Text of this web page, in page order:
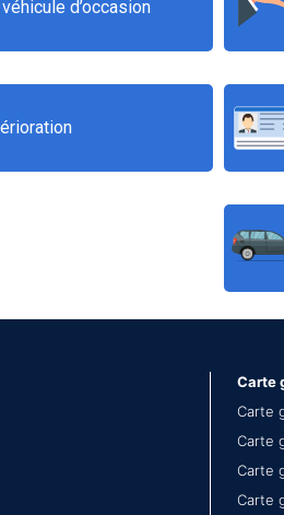
d’occasion
Carte
Carte
Carte
Carte
Carte